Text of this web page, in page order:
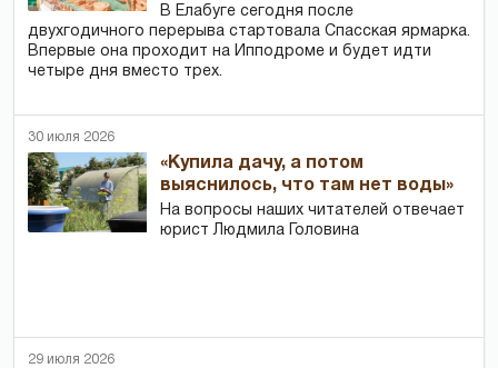
В Елабуге сегодня после
двухгодичного перерыва стартовала Спасская ярмарка.
Впервые она проходит на Ипподроме и будет идти
четыре дня вместо трех.
30 июля 2026
«Купила дачу, а потом
выяснилось, что там нет воды»
На вопросы наших читателей отвечает
юрист Людмила Головина
29 июля 2026